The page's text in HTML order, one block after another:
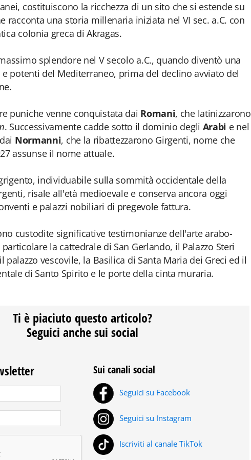
costituiscono la ricchezza di un sito che si estende su
racconta una storia millenaria iniziata nel VI sec. a.C. con
colonia greca di Akragas.
splendore nel V secolo a.C., quando diventò una
potenti del Mediterraneo, prima del declino avviato del
puniche venne conquistata dai Romani, che latinizzarono
. Successivamente cadde sotto il dominio degli Arabi e nel
Normanni, che la ribattezzarono Girgenti, nome che
assunse il nome attuale.
individuabile sulla sommità occidentale della
risale all'età medioevale e conserva ancora oggi
e palazzi nobiliari di pregevole fattura.
custodite significative testimonianze dell'arte arabo-
la cattedrale di San Gerlando, il Palazzo Steri
palazzo vescovile, la Basilica di Santa Maria dei Greci ed il
di Santo Spirito e le porte della cinta muraria.
Ti è piaciuto questo articolo?
Seguici anche sui social
Sui canali social
Seguici su Facebook
Seguici su Instagram
Iscriviti al canale TikTok